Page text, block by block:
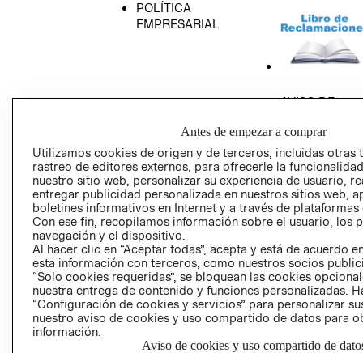
POLÍTICA
EMPRESARIAL
AVISO DE
GIFT CARD
AVISO DE
Perú (S/)
CAMBIAR REGIÓN
Antes de empezar a comprar
Utilizamos cookies de origen y de terceros, incluidas otras
rastreo de editores externos, para ofrecerle la
nuestro sitio web, personalizar su experiencia de usuario,
entregar publicidad personalizada en nuestros sitios web,
boletines informativos en Internet y a través de plataformas
Con ese fin, recopilamos información sobre el usuario, los
navegación y el dispositivo.
Al hacer clic en “Aceptar todas”, acepta y está de acuerdo
esta información con terceros, como nuestros socios
“Solo cookies requeridas”, se bloquean las cookies
nuestra entrega de contenido y funciones personalizadas.
“Configuración de cookies y servicios” para personalizar
nuestro aviso de cookies y uso compartido de datos para
información.
Aviso de cookies y uso compartido de